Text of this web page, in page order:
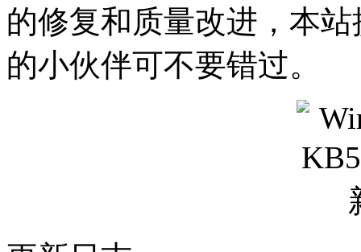
的修复和质量改进，本
的小伙伴可不要错过。